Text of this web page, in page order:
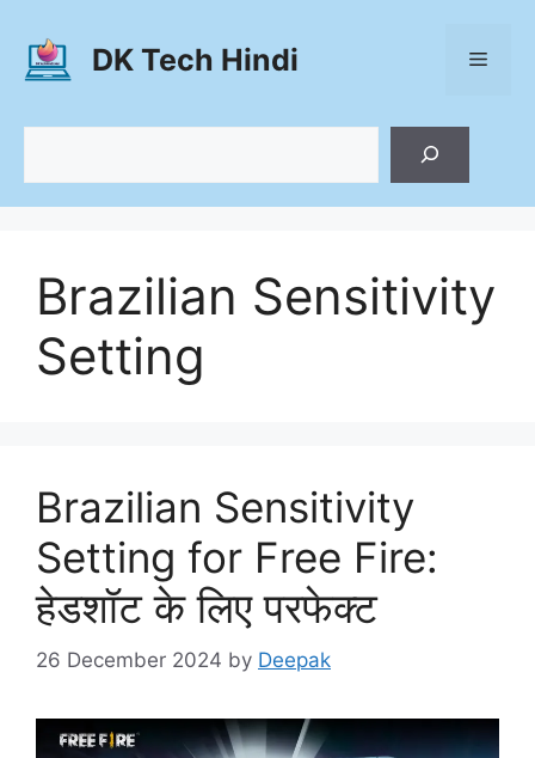
content
DK Tech Hindi Menu
Brazilian Sensitivity
Setting
Brazilian Sensitivity
Setting for Free Fire:
हेडशॉट के लिए परफेक्ट
26 December 2024 by Deepak